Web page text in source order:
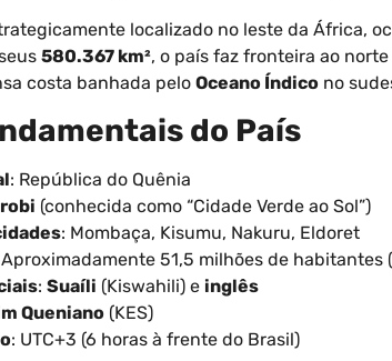
localizado no leste da África,
580.367 km², o país faz fronteira ao
costa banhada pelo Oceano Índico no
do País
: República do Quênia
(conhecida como “Cidade Verde ao Sol”)
: Mombaça, Kisumu, Nakuru, Eldoret
Aproximadamente 51,5 milhões de habitantes
: Suaíli (Kiswahili) e inglês
Queniano (KES)
: UTC+3 (6 horas à frente do Brasil)